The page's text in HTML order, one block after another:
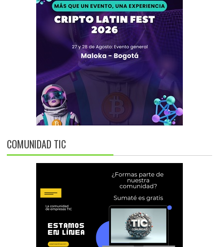
COMUNIDAD TIC